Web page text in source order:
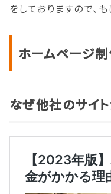
をしておりますので、
ホームページ
なぜ他社のサイ